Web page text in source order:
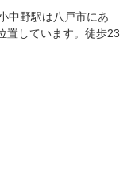
中野駅は八戸市にあ
置しています。徒歩23